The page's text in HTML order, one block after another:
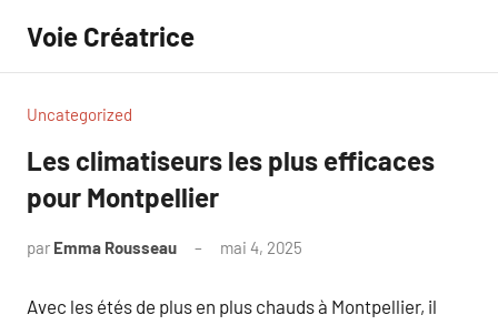
contenu
Voie Créatrice
Uncategorized
Les climatiseurs les plus efficaces
pour Montpellier
par Emma Rousseau mai 4, 2025
Avec les étés de plus en plus chauds à Montpellier, il